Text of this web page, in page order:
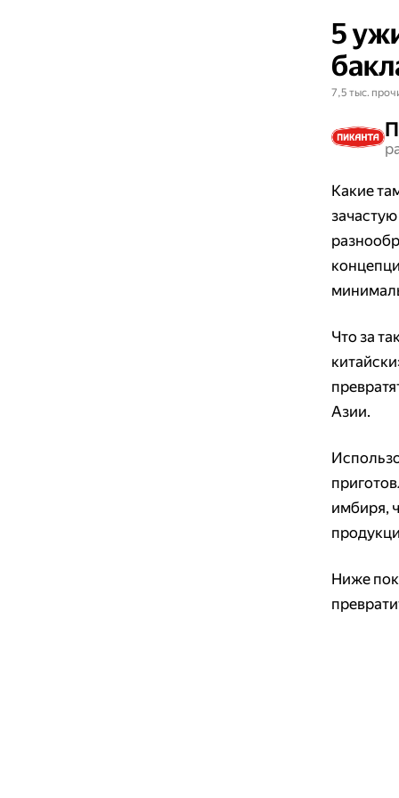
5
7,5 тыс.
Какие
Что за
Азии.
имбиря,
Ниже